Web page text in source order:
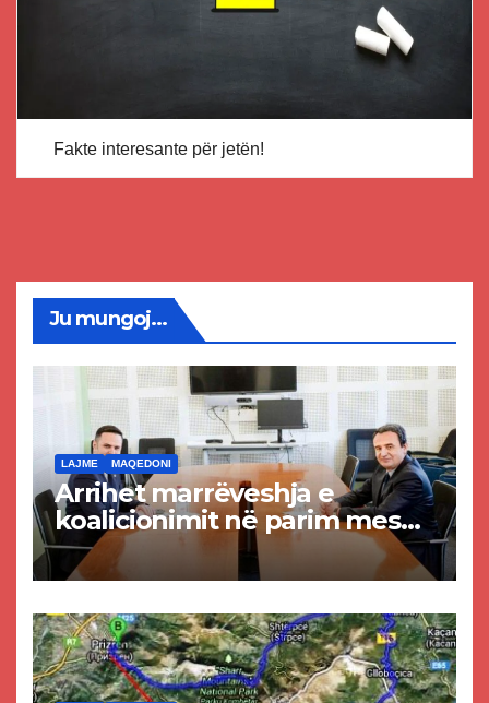
Fakte interesante për jetën!
Ju mungoj...
LAJME MAQEDONI
Arrihet marrëveshja e
koalicionimit në parim mes
Kurtit dhe Abdixhikut